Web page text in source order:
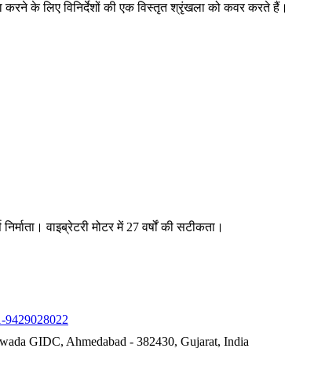
करने के लिए विनिर्देशों की एक विस्तृत श्रृंखला को कवर करते हैं।
वाइब्रेटरी मोटर में 27 वर्षों की सटीकता।
9429028022
GIDC, Ahmedabad - 382430, Gujarat, India